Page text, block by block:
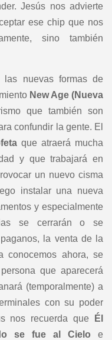
Jesús nos advierte
ese chip que nos
sino también
nuevas formas de
New Age (Nueva
que también son
confundir la gente. El
que atraerá mucha
y que trabajará en
un nuevo cisma
instalar una nueva
y especialmente
se cerrarán o se
la venta de la
conocemos ahora, se
que aparecerá
(temporalmente) a
con su poder
nos recuerda que
Él
se fue al Cielo e